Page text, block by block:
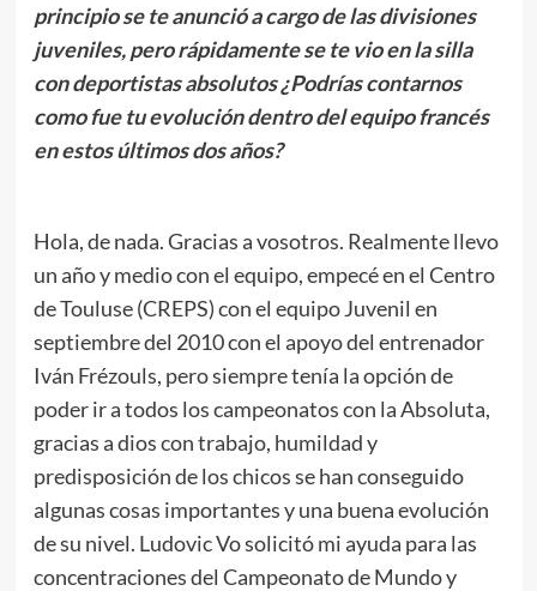
principio se te anunció a cargo de las divisiones
juveniles, pero rápidamente se te vio en la silla
con deportistas absolutos ¿Podrías contarnos
como fue tu evolución dentro del equipo francés
en estos últimos dos años?
Hola, de nada. Gracias a vosotros. Realmente llevo
un año y medio con el equipo, empecé en el Centro
de Touluse (CREPS) con el equipo Juvenil en
septiembre del 2010 con el apoyo del entrenador
Iván Frézouls, pero siempre tenía la opción de
poder ir a todos los campeonatos con la Absoluta,
gracias a dios con trabajo, humildad y
predisposición de los chicos se han conseguido
algunas cosas importantes y una buena evolución
de su nivel. Ludovic Vo solicitó mi ayuda para las
concentraciones del Campeonato de Mundo y